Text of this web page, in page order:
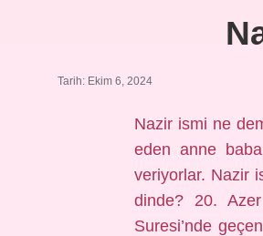
Tarih: Ekim 6, 2024
Nazir ismi ne
eden anne
veriyorlar. Nazir
dinde? 20.
Suresi’nde